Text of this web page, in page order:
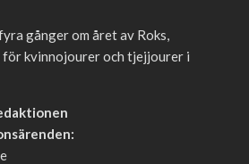
gånger om året av Roks,
kvinnojourer och tjejjourer i